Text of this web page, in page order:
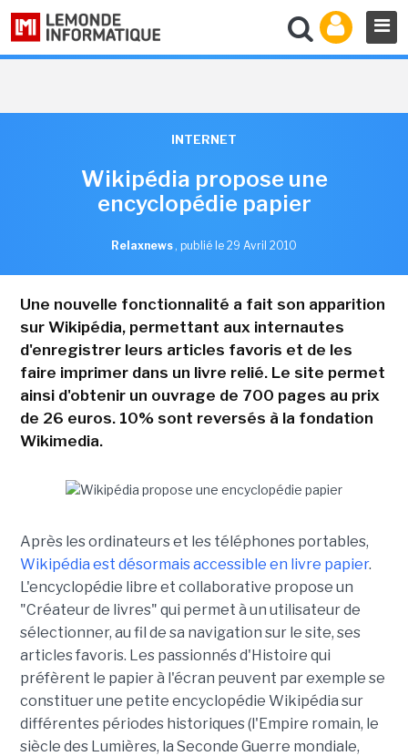
INTERNET
Wikipédia propose une
encyclopédie papier
Relaxnews , publié le 29 Avril 2010
Une nouvelle fonctionnalité a fait son apparition
sur Wikipédia, permettant aux internautes
d'enregistrer leurs articles favoris et de les
faire imprimer dans un livre relié. Le site permet
ainsi d'obtenir un ouvrage de 700 pages au prix
de 26 euros. 10% sont reversés à la fondation
Wikimedia.
Après les ordinateurs et les téléphones portables,
Wikipédia est désormais accessible en livre papier.
L'encyclopédie libre et collaborative propose un
"Créateur de livres" qui permet à un utilisateur de
sélectionner, au fil de sa navigation sur le site, ses
articles favoris. Les passionnés d'Histoire qui
préfèrent le papier à l'écran peuvent par exemple se
constituer une petite encyclopédie Wikipédia sur
différentes périodes historiques (l'Empire romain, le
siècle des Lumières, la Seconde Guerre mondiale,